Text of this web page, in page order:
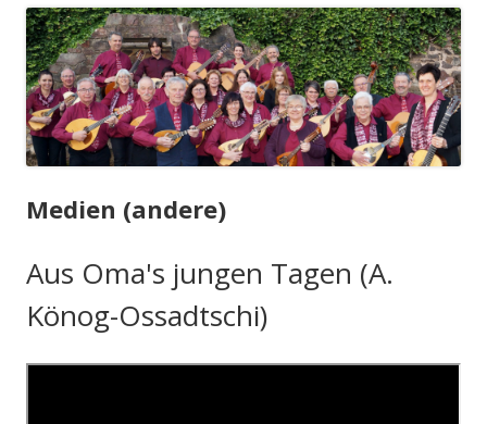
Medien (andere)
Aus Oma's jungen Tagen (A.
Könog-Ossadtschi)